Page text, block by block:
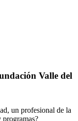
Valle del
un profesional de la